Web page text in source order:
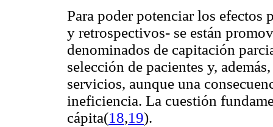
Para poder potenciar los efectos
y retrospectivos- se están
denominados de capitación
selección de pacientes y,
servicios, aunque una
ineficiencia. La cuestión
cápita(18,19).